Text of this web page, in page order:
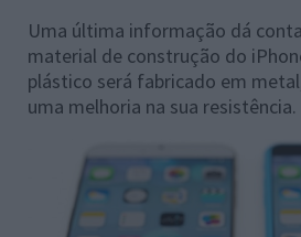
Uma última informação dá
material de construção do
plástico será fabricado em
uma melhoria na sua resistência.